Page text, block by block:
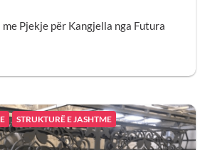
Pjekje për Kangjella nga Futura
STRUKTURË E JASHTME